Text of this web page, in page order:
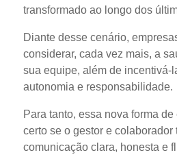
transformado ao longo dos
Diante desse cenário,
considerar, cada vez mais, a
sua equipe, além de incentivá-
autonomia e responsabilidade.
Para tanto, essa nova forma
certo se o gestor e colaborador
comunicação clara, honesta e